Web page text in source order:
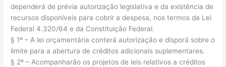
dependerá de prévia autorização legislativa e da existência de
recursos disponíveis para cobrir a despesa, nos termos da Lei
Federal 4.320/64 e da Constituição Federal.
§ 1º – A lei orçamentária conterá autorização e disporá sobre o
limite para a abertura de créditos adicionais suplementares.
§ 2º – Acompanharão os projetos de leis relativos a créditos